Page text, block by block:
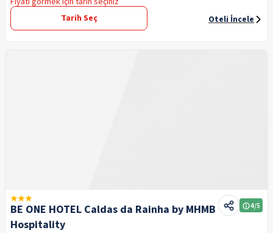
Tarih Seç
Oteli İncele
BE ONE HOTEL Caldas da Rainha by MHMB
Hospitality
4/5